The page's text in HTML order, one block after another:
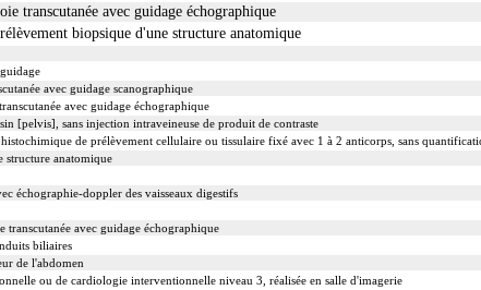
transcutanée avec guidage échographique
biopsique d'une structure anatomique
avec guidage scanographique
avec guidage échographique
[pelvis], sans injection intraveineuse de produit de contraste
de prélèvement cellulaire ou tissulaire fixé avec 1 à 2 anticorps, sans
structure anatomique
échographie-doppler des vaisseaux digestifs
avec guidage échographique
biliaires
de l'abdomen
ou de cardiologie interventionnelle niveau 3, réalisée en salle d'imagerie